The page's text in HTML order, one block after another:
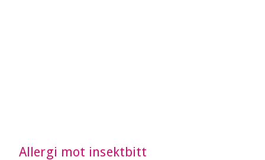
Allergi mot insektbitt